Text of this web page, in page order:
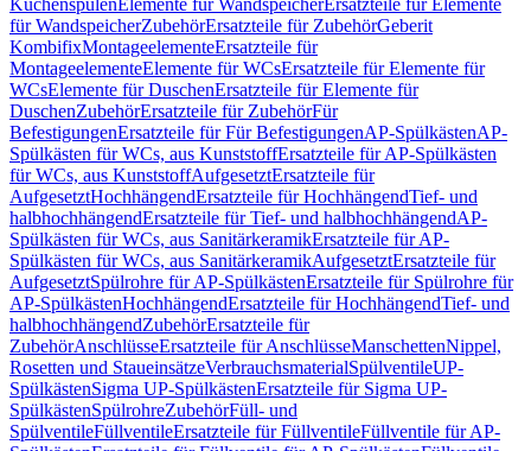
KüchenspülenElemente für WandspeicherErsatzteile für Elemente
für WandspeicherZubehörErsatzteile für ZubehörGeberit
KombifixMontageelementeErsatzteile für
MontageelementeElemente für WCsErsatzteile für Elemente für
WCsElemente für DuschenErsatzteile für Elemente für
DuschenZubehörErsatzteile für ZubehörFür
BefestigungenErsatzteile für Für BefestigungenAP-SpülkästenAP-
Spülkästen für WCs, aus KunststoffErsatzteile für AP-Spülkästen
für WCs, aus KunststoffAufgesetztErsatzteile für
AufgesetztHochhängendErsatzteile für HochhängendTief- und
halbhochhängendErsatzteile für Tief- und halbhochhängendAP-
Spülkästen für WCs, aus SanitärkeramikErsatzteile für AP-
Spülkästen für WCs, aus SanitärkeramikAufgesetztErsatzteile für
AufgesetztSpülrohre für AP-SpülkästenErsatzteile für Spülrohre für
AP-SpülkästenHochhängendErsatzteile für HochhängendTief- und
halbhochhängendZubehörErsatzteile für
ZubehörAnschlüsseErsatzteile für AnschlüsseManschettenNippel,
Rosetten und StaueinsätzeVerbrauchsmaterialSpülventileUP-
SpülkästenSigma UP-SpülkästenErsatzteile für Sigma UP-
SpülkästenSpülrohreZubehörFüll- und
SpülventileFüllventileErsatzteile für FüllventileFüllventile für AP-